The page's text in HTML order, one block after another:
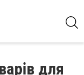
для